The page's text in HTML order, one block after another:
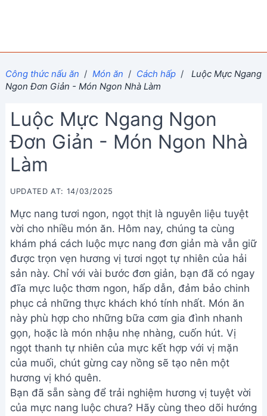
Công thức nấu ăn / Món ăn / Cách hấp /
Luộc Mực Ngang
Ngon Đơn Giản - Món Ngon Nhà Làm
Luộc Mực Ngang Ngon
Đơn Giản - Món Ngon Nhà
Làm
UPDATED AT: 14/03/2025
Mực nang tươi ngon, ngọt thịt là nguyên liệu tuyệt
vời cho nhiều món ăn. Hôm nay, chúng ta cùng
khám phá cách luộc mực nang đơn giản mà vẫn giữ
được trọn vẹn hương vị tươi ngọt tự nhiên của hải
sản này. Chỉ với vài bước đơn giản, bạn đã có ngay
đĩa mực luộc thơm ngon, hấp dẫn, đảm bảo chinh
phục cả những thực khách khó tính nhất. Món ăn
này phù hợp cho những bữa cơm gia đình nhanh
gọn, hoặc là món nhậu nhẹ nhàng, cuốn hút. Vị
ngọt thanh tự nhiên của mực kết hợp với vị mặn
của muối, chút gừng cay nồng sẽ tạo nên một
hương vị khó quên.
Bạn đã sẵn sàng để trải nghiệm hương vị tuyệt vời
của mực nang luộc chưa? Hãy cùng theo dõi hướng